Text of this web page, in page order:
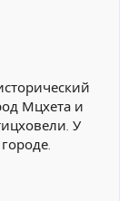
Мцхета и
У